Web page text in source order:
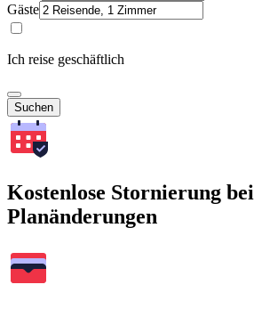
Gäste
Ich reise geschäftlich
Suchen
Kostenlose Stornierung bei
Planänderungen